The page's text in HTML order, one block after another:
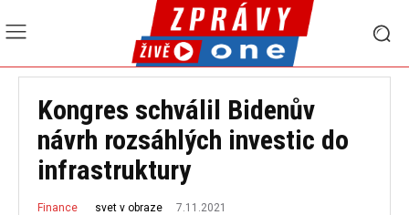
Kongres schválil Bidenův
návrh rozsáhlých investic do
infrastruktury
Finance svet v obraze 7.11.2021